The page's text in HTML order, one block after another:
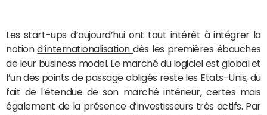
Les start-ups d’aujourd’hui ont tout intérêt à intégrer la
notiond’internationalisationdès les premières ébauches
de leur business model. Le marché du logiciel est global et
l’un des points de passage obligés reste les Etats-Unis, du
fait de l’étendue de son marché intérieur, certes mais
également de la présence d’investisseurs très actifs. Par